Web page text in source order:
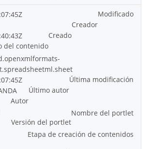
Modificado
Creador
Creado
del contenido
Última modificación
Último autor
Autor
Nombre del portlet
Versión del portlet
Etapa de creación de contenidos